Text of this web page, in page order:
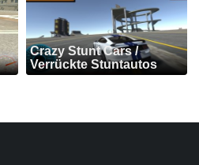
Crazy Stunt Cars /
Verrückte Stuntautos